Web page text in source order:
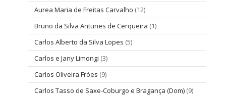
Aurea Maria de Freitas Carvalho (12)
Bruno da Silva Antunes de Cerqueira (1)
Carlos Alberto da Silva Lopes (5)
Carlos e Jany Limongi (3)
Carlos Oliveira Fróes (9)
Carlos Tasso de Saxe-Coburgo e Bragança (Dom) (9)